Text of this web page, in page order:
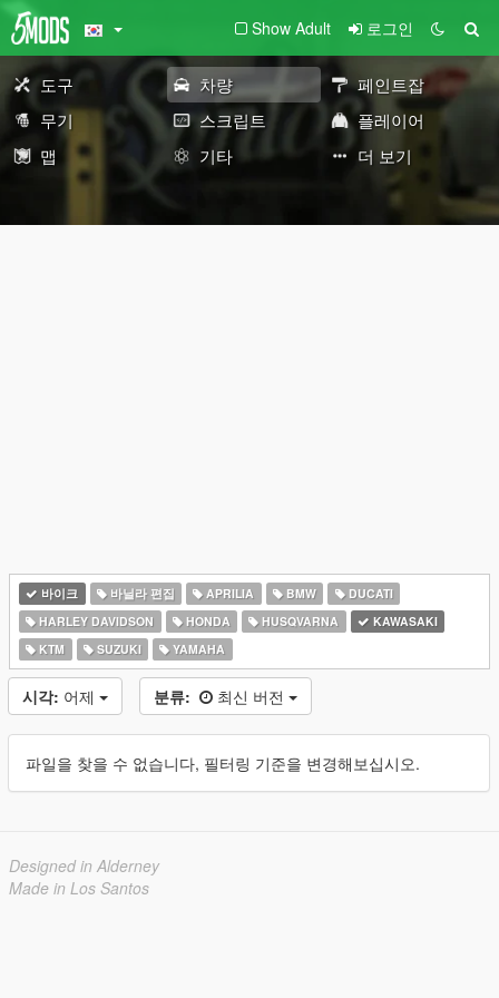
Show Adult 로그인
도구 차량
페인트잡
무기
스크립트
플레이어
맵
기타 더 보기
바이크 바닐라 편집 APRILIA BMW
DUCATI
HARLEY DAVIDSON
HONDA HUSQVARNA
KAWASAKI
KTM
SUZUKI YAMAHA
시각: 어제 분류: 최신 버전
파일을 찾을 수 없습니다, 필터링 기준을 변경해보십시오.
Designed in Alderney
Made in Los Santos